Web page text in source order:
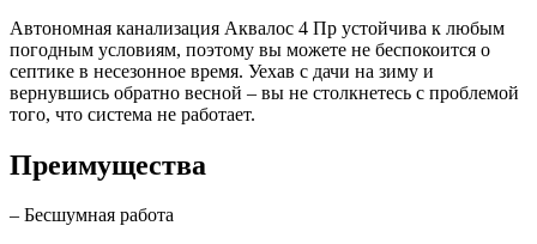
Автономная канализация Аквалос 4 Пр устойчива к любым
погодным условиям, поэтому вы можете не беспокоится о
септике в несезонное время. Уехав с дачи на зиму и
вернувшись обратно весной – вы не столкнетесь с проблемой
того, что система не работает.
Преимущества
– Бесшумная работа